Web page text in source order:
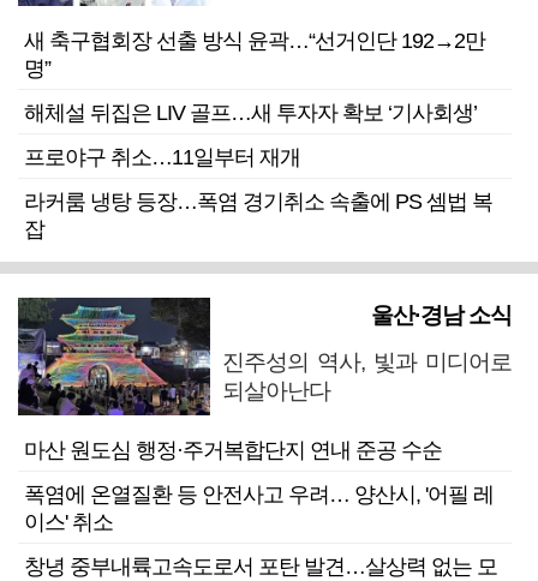
새 축구협회장 선출 방식 윤곽…“선거인단 192→2만
명”
해체설 뒤집은 LIV 골프…새 투자자 확보 ‘기사회생’
프로야구 취소…11일부터 재개
라커룸 냉탕 등장…폭염 경기취소 속출에 PS 셈법 복
잡
울산·경남 소식
진주성의 역사, 빛과 미디어로
되살아난다
마산 원도심 행정·주거복합단지 연내 준공 수순
폭염에 온열질환 등 안전사고 우려… 양산시, '어필 레
이스' 취소
창녕 중부내륙고속도로서 포탄 발견…살상력 없는 모